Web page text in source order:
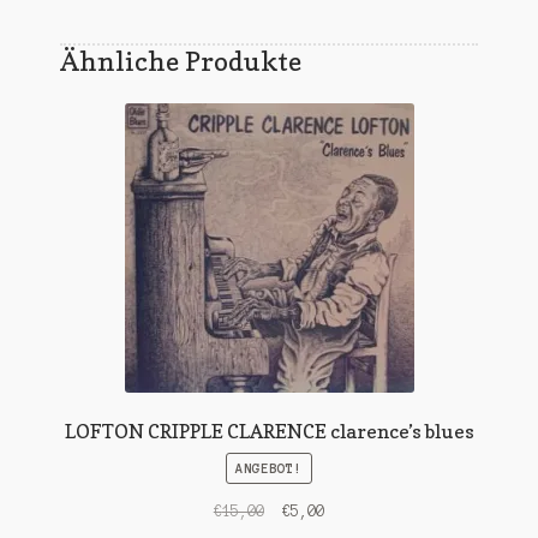
Ähnliche Produkte
LOFTON CRIPPLE CLARENCE clarence’s blues
ANGEBOT!
€15,00
Ursprünglicher
€5,00Aktueller